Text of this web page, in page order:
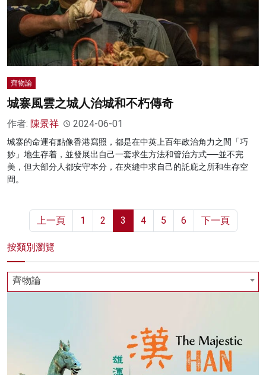
齊物論
城寨風雲之城人治城和不朽傳奇
作者: 陳景祥 2024-06-01
城寨的命運有點像香港寫照，都是在中英上百年政治角力之間「巧
妙」地生存着，並發展出自己一套求生方法和管治方式──並不完
美，但大部分人都安守本分，在夾縫中求自己的託庇之所和生存空
間。
上一頁 1 2 3 4 5 6 下一頁
按類別瀏覽
齊物論